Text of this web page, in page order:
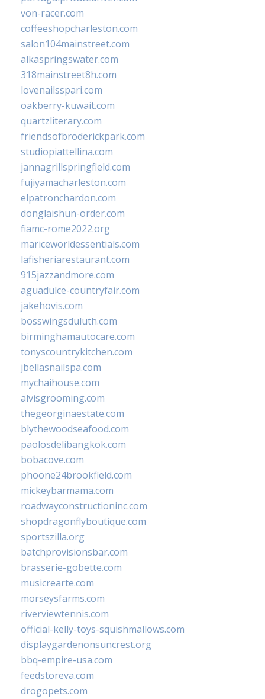
von-racer.com
coffeeshopcharleston.com
salon104mainstreet.com
alkaspringswater.com
318mainstreet8h.com
lovenailsspari.com
oakberry-kuwait.com
quartzliterary.com
friendsofbroderickpark.com
studiopiattellina.com
jannagrillspringfield.com
fujiyamacharleston.com
elpatronchardon.com
donglaishun-order.com
fiamc-rome2022.org
mariceworldessentials.com
lafisheriarestaurant.com
915jazzandmore.com
aguadulce-countryfair.com
jakehovis.com
bosswingsduluth.com
birminghamautocare.com
tonyscountrykitchen.com
jbellasnailspa.com
mychaihouse.com
alvisgrooming.com
thegeorginaestate.com
blythewoodseafood.com
paolosdelibangkok.com
bobacove.com
phoone24brookfield.com
mickeybarmama.com
roadwayconstructioninc.com
shopdragonflyboutique.com
sportszilla.org
batchprovisionsbar.com
brasserie-gobette.com
musicrearte.com
morseysfarms.com
riverviewtennis.com
official-kelly-toys-squishmallows.com
displaygardenonsuncrest.org
bbq-empire-usa.com
feedstoreva.com
drogopets.com